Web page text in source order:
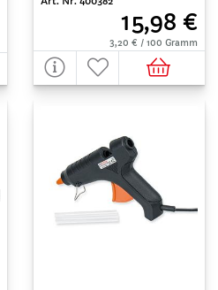
15,98 €
3,20 € / 100 Gramm